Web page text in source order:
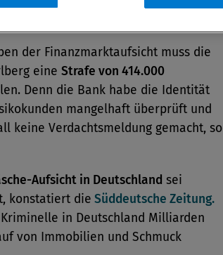
der Finanzmarktaufsicht muss die
eine Strafe von 414.000
Denn die Bank habe die Identität
mangelhaft überprüft und
keine Verdachtsmeldung gemacht, so
Aufsicht in Deutschland sei
konstatiert die Süddeutsche Zeitung.
in Deutschland Milliarden
von Immobilien und Schmuck